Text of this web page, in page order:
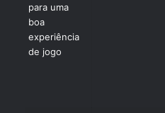
para uma
boa
experiência
de jogo